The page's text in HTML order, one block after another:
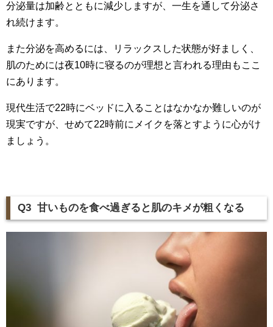
分泌量は加齢とともに減少しますが、一生を通して分泌さ
れ続けます。
また分泌を高めるには、リラックスした状態が好ましく、
肌のためには夜10時に寝るのが理想と言われる理由もここ
にあります。
現代生活で22時にベッドに入ることはなかなか難しいのが
現実ですが、せめて22時前にメイクを落とすように心がけ
ましょう。
Q3 甘いものを食べ過ぎると肌のキメが粗くなる